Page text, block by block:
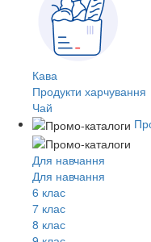
Кава
Продукти харчування
Чай
Для навчання
Для навчання
6 клас
7 клас
8 клас